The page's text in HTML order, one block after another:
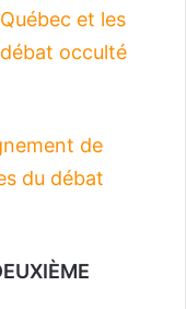
et les
occulté
de
du débat